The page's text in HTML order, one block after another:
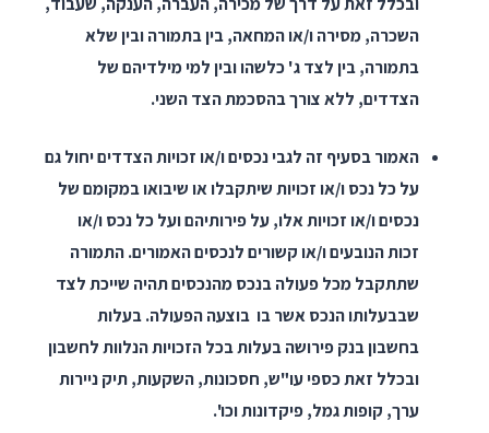
השכרה, מסירה ו/או המחאה, בין בתמורה ובין שלא
בתמורה, בין לצד ג' כלשהו ובין למי מילדיהם של
הצדדים, ללא צורך בהסכמת הצד השני.
האמור בסעיף זה לגבי נכסים ו/או זכויות הצדדים יחול גם
על כל נכס ו/או זכויות שיתקבלו או שיבואו במקומם של
נכסים ו/או זכויות אלו, על פירותיהם ועל כל נכס ו/או
זכות הנובעים ו/או קשורים לנכסים האמורים. התמורה
שתתקבל מכל פעולה בנכס מהנכסים תהיה שייכת לצד
שבבעלותו הנכס אשר בו בוצעה הפעולה. בעלות
בחשבון בנק פירושה בעלות בכל הזכויות הנלוות לחשבון
ובכלל זאת כספי עו"ש, חסכונות, השקעות, תיק ניירות
ערך, קופות גמל, פיקדונות וכו'.